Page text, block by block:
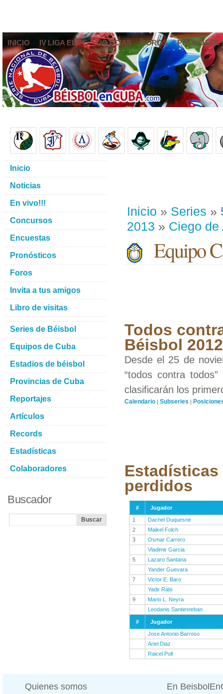
INICIO IV LIGA ELITE NOTICIAS FOROS
Inicio » Series »
2013 » Ciego de
Equipo
Todos
Béisbol
Desde el 25 de
“todos contra
clasificarán los
Calendario | Subseries |
perdidos
#
Jugador
1
Dachel Duquesne
2
Maikel Folch
3
Osmar Carrero
Vladimir Garcia
5
Lazaro Santana
Yander Guevara
7
Victor E. Baro
Yadir Rabi
9
Mario L. Neyra
Leodanis Santiesteban
#
Jugador
Jose Antonio Barroso
Ariel Diaz
Raicel Poll
Inicio
Noticias
En vivo!!!
Concursos
Encuestas
Pronósticos
Foros
Invita a tus amigos
Libro de visitas
Series de Béisbol
Equipos de Cuba
Estadios de béisbol
Provincias de Cuba
Reportajes
Artículos
Records
Estadísticas
Colaboradores
Buscador
Quienes somos En